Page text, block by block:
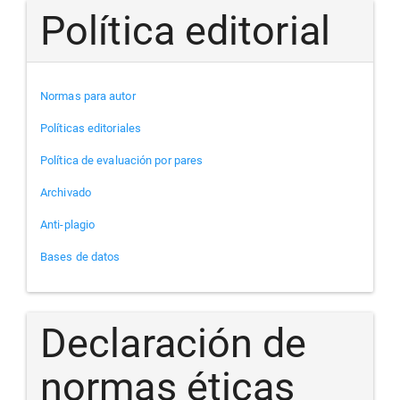
Política editorial
Normas para autor
Políticas editoriales
Política de evaluación por pares
Archivado
Anti-plagio
Bases de datos
Declaración de
normas éticas